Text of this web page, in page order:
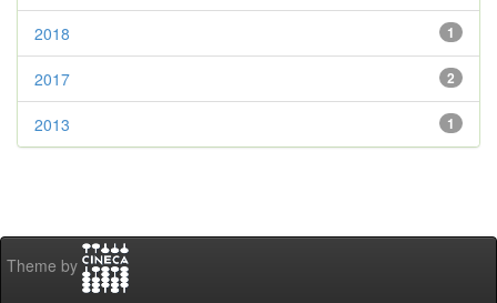
1
2018
2
2017
1
2013
Theme by